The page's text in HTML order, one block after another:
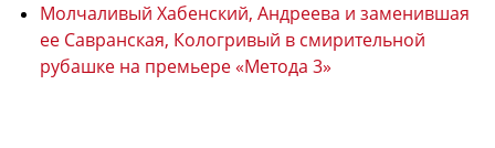
Молчаливый Хабенский, Андреева и заменившая
ее Савранская, Кологривый в смирительной
рубашке на премьере «Метода 3»